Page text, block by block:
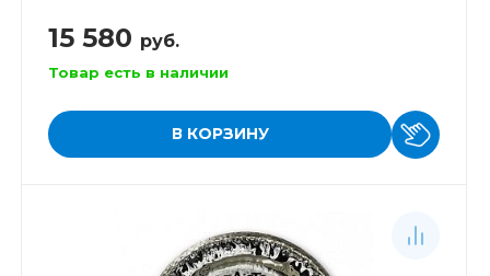
15 580 руб.
Товар есть в наличии
В КОРЗИНУ